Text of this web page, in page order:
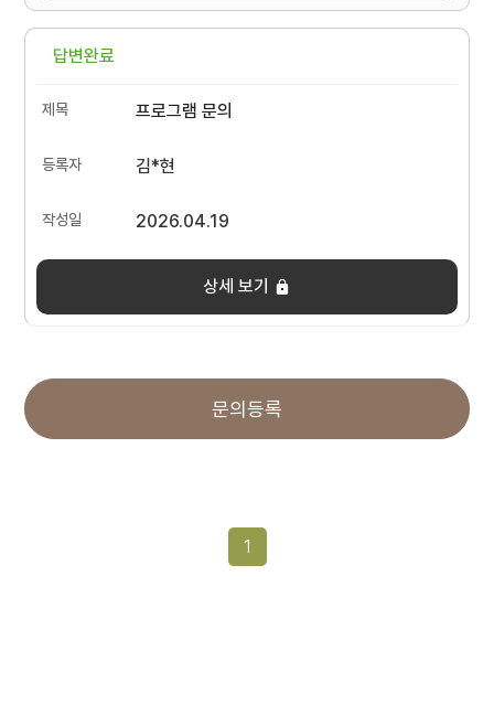
답변완료
프로그램 문의
김*현
2026.04.19
상세 보기
문의등록
1